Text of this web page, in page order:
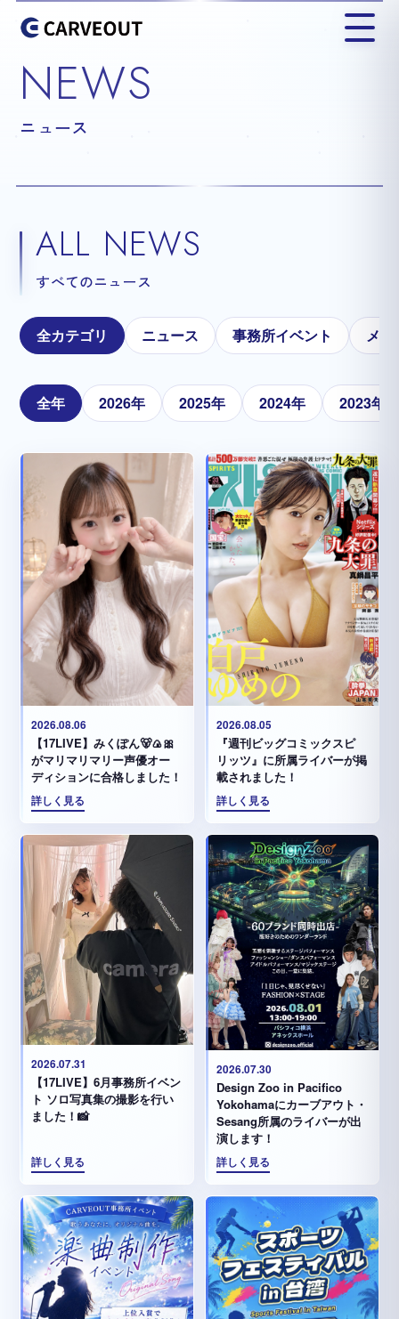
NEWS
ニュース
ALL NEWS
すべてのニュース
全カテゴリ ニュース 事務所イベント メ
全年 2026年 2025年 2024年 2023年
2026.08.06
【17LIVE】みくぽん🐻🍙🎀
がマリマリマリー声優オー
ディションに合格しました！
詳しく見る
2026.08.05
『週刊ビッグコミックスピ
リッツ』に所属ライバーが掲
載されました！
詳しく見る
2026.07.31
【17LIVE】6月事務所イベン
ト ソロ写真集の撮影を行い
ました！📸
詳しく見る
2026.07.30
Design Zoo in Pacifico
Yokohamaにカーブアウト・
Sesang所属のライバーが出
演します！
詳しく見る